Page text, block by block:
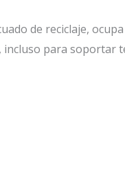
de reciclaje,
incluso para soportar